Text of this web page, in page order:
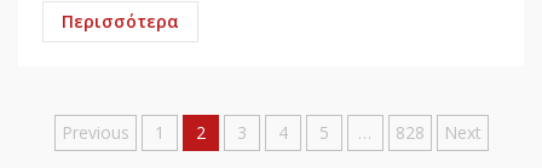
Περισσότερα
Σελιδοποίηση
Previous 1 2 3 4 5 … 828 Next